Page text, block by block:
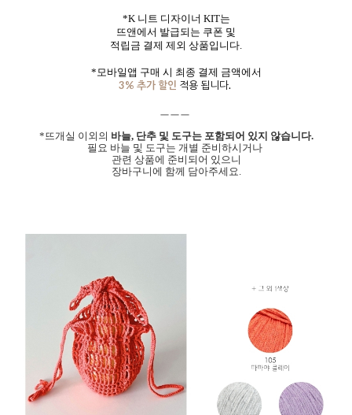
*K 니트 디자이너 KIT는
뜨앤에서 발급되는 쿠폰 및
적립금 결제 제외 상품입니다.
*모바일앱 구매 시 최종 결제 금액에서
3% 추가 할인 적용 됩니다.
ㅡㅡㅡ
*뜨개실 이외의 바늘, 단추 및 도구는 포함되어 있지 않습니다.
필요 바늘 및 도구는 개별 준비하시거나
관련 상품에 준비되어 있으니
장바구니에 함께 담아주세요